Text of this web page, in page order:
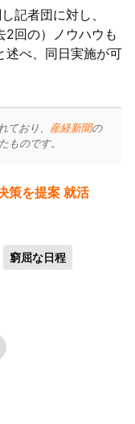
記者団に対し、
2回の）ノウハウも
述べ、同日実施が可
ており、 産経新聞の
ものです。
策を提案 就活
窮屈な日程